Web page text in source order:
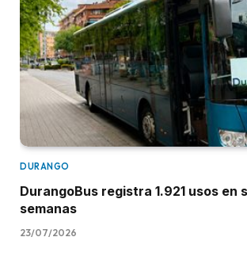
DURANGO
DurangoBus registra 1.921 usos en
semanas
23/07/2026